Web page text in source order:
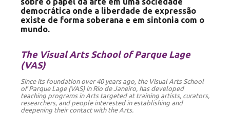
democrática onde a liberdade de expressão
existe de forma soberana e em sintonia com o
mundo.
The Visual Arts School of Parque Lage
(VAS)
Since its foundation over 40 years ago, the Visual Arts School
of Parque Lage (VAS) in Rio de Janeiro, has developed
teaching programs in Arts targeted at training artists, curators,
researchers, and people interested in establishing and
deepening their contact with the Arts.